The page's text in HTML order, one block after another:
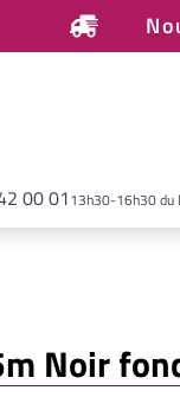
00 0113h30-16h30 du
Noir